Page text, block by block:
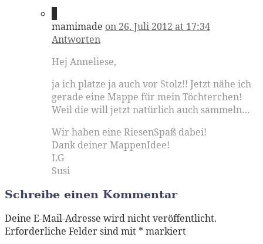
mamimade on 26. Juli 2012 at 17:34
Antworten
Hej Anneliese,
ja ich platze ja auch vor Stolz!! Jetzt nähe ich
gerade eine Mappe für mein Töchterchen!
Weil die will jetzt natürlich auch sammeln…
Wir haben eine RiesenSpaß dabei!
Dank deiner MappenIdee!
LG
Susi
Schreibe einen Kommentar
Deine E-Mail-Adresse wird nicht veröffentlicht.
Erforderliche Felder sind mit * markiert